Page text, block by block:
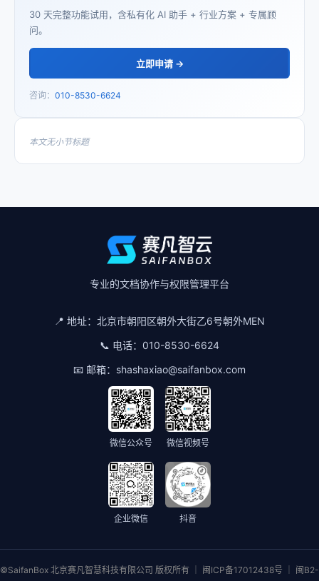
30 天完整功能试用，含私有化 AI 助手 + 行业方案 + 专属顾
问。
立即申请 →
咨询： 010-8530-6624
本文无小节标题
专业的文档协作与权限管理平台
📍 地址： 北京市朝阳区朝外大街乙6号朝外MEN
📞 电话： 010-8530-6624
📧 邮箱： shashaxiao@saifanbox.com
微信公众号 微信视频号
企业微信 抖音
©SaifanBox 北京赛凡智慧科技有限公司 版权所有 ｜ 闽ICP备17012438号 ｜ 闽B2-